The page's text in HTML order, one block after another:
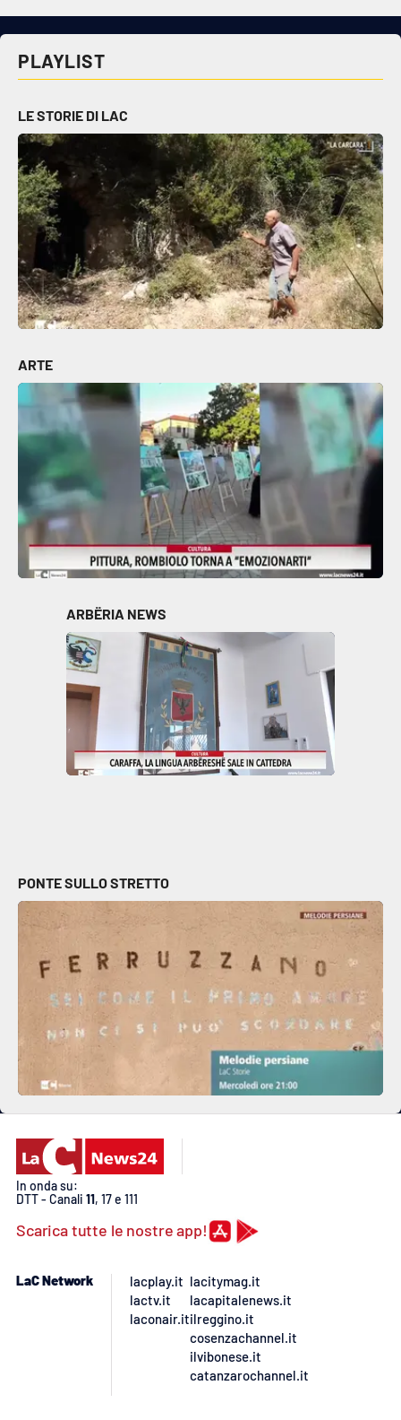
PLAYLIST
LE STORIE DI LAC
ARTE
ARBËRIA NEWS
PONTE SULLO STRETTO
In onda su:
DTT - Canali 11, 17 e 111
Scarica tutte le nostre app!
LaC Network
lacplay.it
lactv.it
laconair.it
lacitymag.it
lacapitalenews.it
ilreggino.it
cosenzachannel.it
ilvibonese.it
catanzarochannel.it